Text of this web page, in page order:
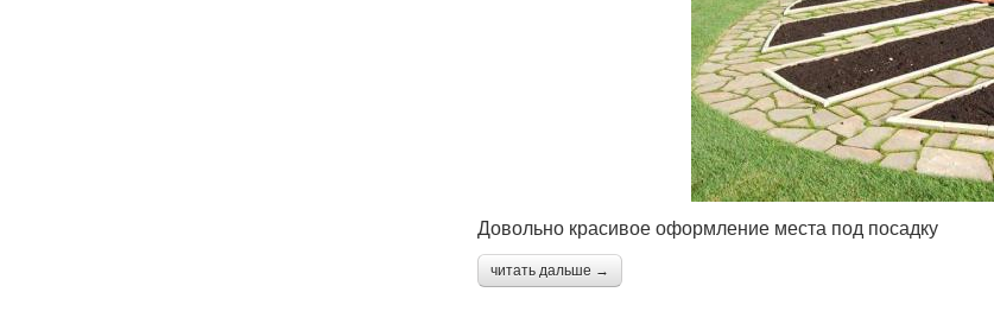
Довольно красивое оформление места под посадку
читать дальше →